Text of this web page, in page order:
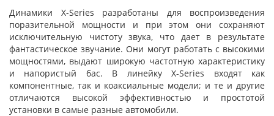
Динамики X-Series разработаны для воспроизведения
поразительной мощности и при этом они сохраняют
исключительную чистоту звука, что дает в результате
фантастическое звучание. Они могут работать с высокими
мощностями, выдают широкую частотную характеристику
и напористый бас. В линейку X-Series входят как
компонентные, так и коаксиальные модели; и те и другие
отличаются высокой эффективностью и простотой
установки в самые разные автомобили.